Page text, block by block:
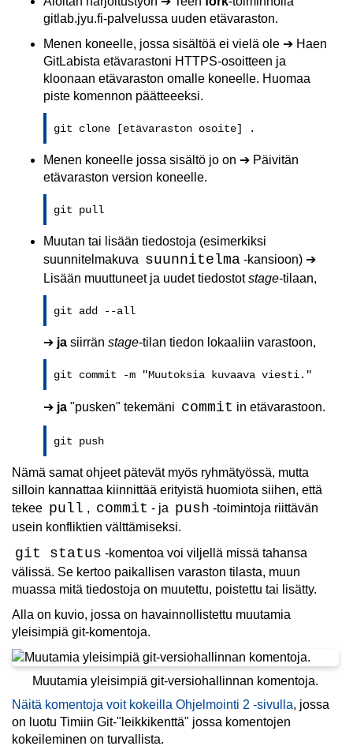
gitlab.jyu.fi-palvelussa uuden etävaraston.
Menen koneelle, jossa sisältöä ei vielä ole ➔ Haen
GitLabista etävarastoni HTTPS-osoitteen ja
kloonaan etävaraston omalle koneelle. Huomaa
piste komennon päätteeeksi.
git clone [etävaraston osoite] .
Menen koneelle jossa sisältö jo on ➔ Päivitän
etävaraston version koneelle.
git pull
Muutan tai lisään tiedostoja (esimerkiksi
suunnitelmakuva suunnitelma -kansioon) ➔
Lisään muuttuneet ja uudet tiedostotstage-tilaan,
git add --all
➔ jasiirrän stage-tilan tiedon lokaaliin varastoon,
git commit -m "Muutoksia kuvaava viesti."
➔ ja"pusken" tekemäni commit in etävarastoon.
git push
Nämä samat ohjeet pätevät myös ryhmätyössä, mutta
silloin kannattaa kiinnittää erityistä huomiota siihen, että
tekee pull , commit - ja push -toimintoja riittävän
usein konfliktien välttämiseksi.
git status -komentoa voi viljellä missä tahansa
välissä. Se kertoo paikallisen varaston tilasta, muun
muassa mitä tiedostoja on muutettu, poistettu tai lisätty.
Alla on kuvio, jossa on havainnollistettu muutamia
yleisimpiä git-komentoja.
Muutamia yleisimpiä git-versiohallinnan komentoja.
Näitä komentoja voit kokeilla Ohjelmointi 2 -sivulla, jossa
on luotu Timiin Git-"leikkikenttä" jossa komentojen
kokeileminen on turvallista.